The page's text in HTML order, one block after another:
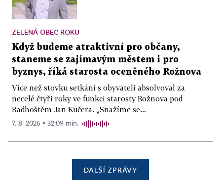
ZELENÁ OBEC ROKU
Když budeme atraktivní pro občany,
staneme se zajímavým městem i pro
byznys, říká starosta oceněného Rožnova
Více než stovku setkání s obyvateli absolvoval za
necelé čtyři roky ve funkci starosty Rožnova pod
Radhoštěm Jan Kučera. „Snažíme se...
7. 8. 2026 ▪ 32:09 min.
DALŠÍ ZPRÁVY